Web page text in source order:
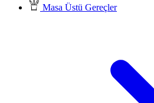
Masa Üstü Gereçler